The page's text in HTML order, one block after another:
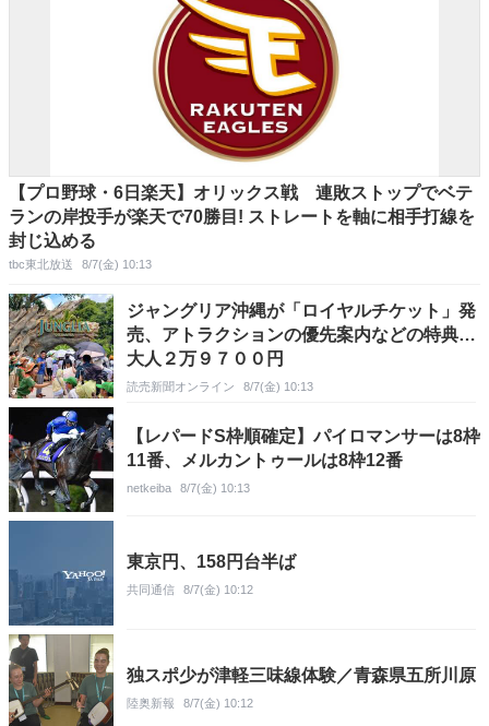
【プロ野球・6日楽天】オリックス戦 連敗ストップでベテ
ランの岸投手が楽天で70勝目! ストレートを軸に相手打線を
封じ込める
tbc東北放送 8/7(金) 10:13
ジャングリア沖縄が「ロイヤルチケット」発
売、アトラクションの優先案内などの特典…
大人２万９７００円
読売新聞オンライン 8/7(金) 10:13
【レパードS枠順確定】パイロマンサーは8枠
11番、メルカントゥールは8枠12番
netkeiba 8/7(金) 10:13
東京円、158円台半ば
共同通信 8/7(金) 10:12
独スポ少が津軽三味線体験／青森県五所川原
陸奥新報 8/7(金) 10:12